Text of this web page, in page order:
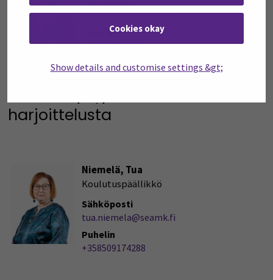
Cookies okay
Show details and customise settings &gt;
pia.haapala@seamk.fi
Puhelin
+358408303961
Lisätietoja geronomien
harjoittelusta
Niemelä, Tua
Koulutuspäällikkö
Sähköposti
tua.niemela@seamk.fi
Puhelin
+358509174288